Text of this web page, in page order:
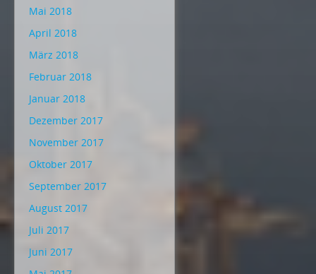
Mai 2018
April 2018
März 2018
Februar 2018
Januar 2018
Dezember 2017
November 2017
Oktober 2017
September 2017
August 2017
Juli 2017
Juni 2017